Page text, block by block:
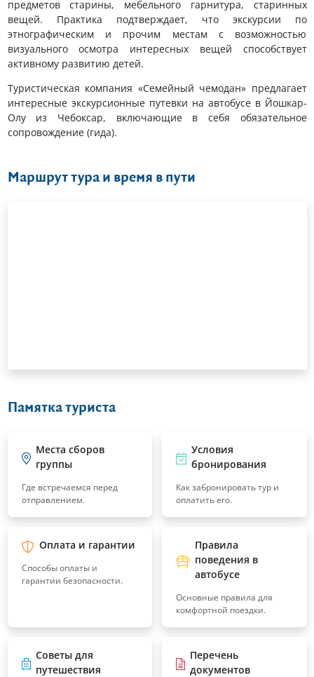
предметов старины, мебельного гарнитура, старинных
вещей. Практика подтверждает, что экскурсии по
этнографическим и прочим местам с возможностью
визуального осмотра интересных вещей способствует
активному развитию детей.
Туристическая компания «Семейный чемодан» предлагает
интересные экскурсионные путевки на автобусе в Йошкар-
Олу из Чебоксар, включающие в себя обязательное
сопровождение (гида).
Маршрут тура и время в пути
Памятка туриста
Места сборов
группы
Где встречаемся перед
отправлением.
Условия
бронирования
Как забронировать тур и
оплатить его.
Оплата и гарантии
Способы оплаты и
гарантии безопасности.
Правила
поведения в
автобусе
Основные правила для
комфортной поездки.
Советы для
путешествия
Перечень
документов